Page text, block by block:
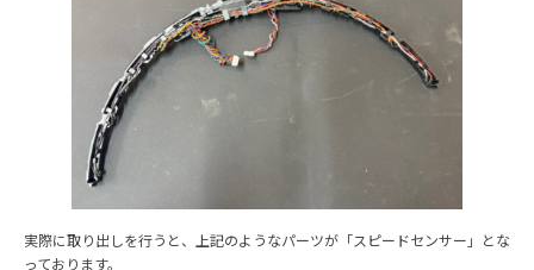
実際に取り出しを行うと、上記のようなパーツが「スピードセンサー」とな
っております。